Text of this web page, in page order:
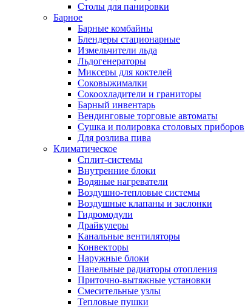
Столы для панировки
Барное
Барные комбайны
Блендеры стационарные
Измельчители льда
Льдогенераторы
Миксеры для коктелей
Соковыжималки
Сокоохладители и граниторы
Барный инвентарь
Вендинговые торговые автоматы
Сушка и полировка столовых приборов
Для розлива пива
Климатическое
Сплит-системы
Внутренние блоки
Водяные нагреватели
Воздушно-тепловые системы
Воздушные клапаны и заслонки
Гидромодули
Драйкулеры
Канальные вентиляторы
Конвекторы
Наружные блоки
Панельные радиаторы отопления
Приточно-вытяжные установки
Смесительные узлы
Тепловые пушки